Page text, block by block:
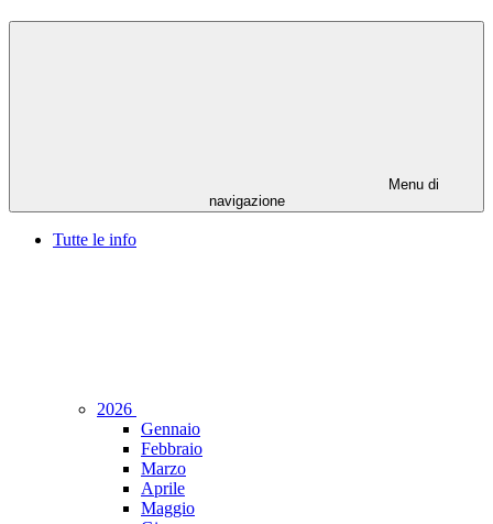
Menu di
navigazione
Tutte le info
2026
Gennaio
Febbraio
Marzo
Aprile
Maggio